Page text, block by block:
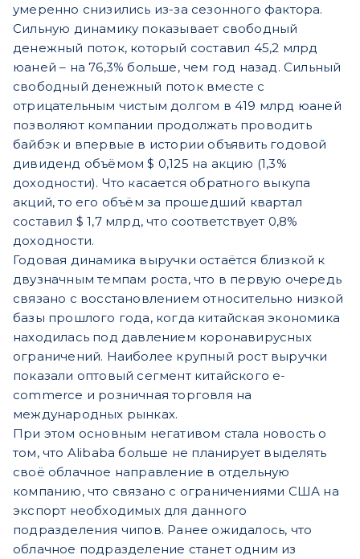
умеренно снизились из-за сезонного фактора.
Сильную динамику показывает свободный
денежный поток, который составил 45,2 млрд
юаней – на 76,3% больше, чем год назад. Сильный
свободный денежный поток вместе с
отрицательным чистым долгом в 419 млрд юаней
позволяют компании продолжать проводить
байбэк и впервые в истории объявить годовой
дивиденд объёмом $ 0,125 на акцию (1,3%
доходности). Что касается обратного выкупа
акций, то его объём за прошедший квартал
составил $ 1,7 млрд, что соответствует 0,8%
доходности.
Годовая динамика выручки остаётся близкой к
двузначным темпам роста, что в первую очередь
связано с восстановлением относительно низкой
базы прошлого года, когда китайская экономика
находилась под давлением коронавирусных
ограничений. Наиболее крупный рост выручки
показали оптовый сегмент китайского e-
commerce и розничная торговля на
международных рынках.
При этом основным негативом стала новость о
том, что Alibaba больше не планирует выделять
своё облачное направление в отдельную
компанию, что связано с ограничениями США на
экспорт необходимых для данного
подразделения чипов. Ранее ожидалось, что
облачное подразделение станет одним из